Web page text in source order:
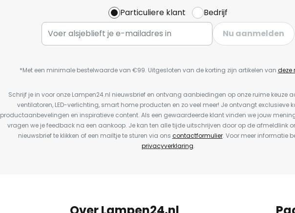
Particuliere klant
Bedrijf
Nu aanmelden
*Met een minimale bestelwaarde van €99. Uitgesloten van de korting zijn artikelen van deze
Schrijf je in voor onze Lampen24.nl nieuwsbrief en ontvang aanbiedingen op onze ruime keuze
ventilatoren, LED-verlichting, smart home producten en zo veel meer! Je ontvangt exclusieve
productaanbevelingen en inspiratieve content. Als een gewaardeerde klant vinden we jouw
vragen we je feedback na een aankoop. Je kan ten alle tijde uitschrijven door op de afmeldlink
nieuwsbrief te klikken of een mailtje te sturen via ons contactformulier. Voor meer informatie
privacyverklaring.